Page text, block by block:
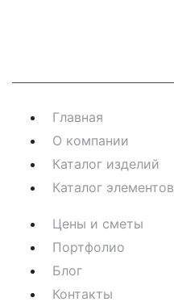
Главная
О компании
Каталог изделий
Каталог элементов
Цены и сметы
Портфолио
Блог
Контакты